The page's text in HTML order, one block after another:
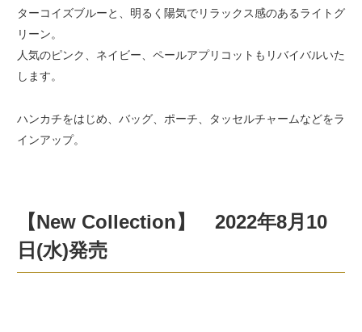
ターコイズブルーと、明るく陽気でリラックス感のあるライトグ
リーン。
人気のピンク、ネイビー、ペールアプリコットもリバイバルいた
します。
ハンカチをはじめ、バッグ、ポーチ、タッセルチャームなどをラ
インアップ。
【New Collection】 2022年8月10
日(水)発売